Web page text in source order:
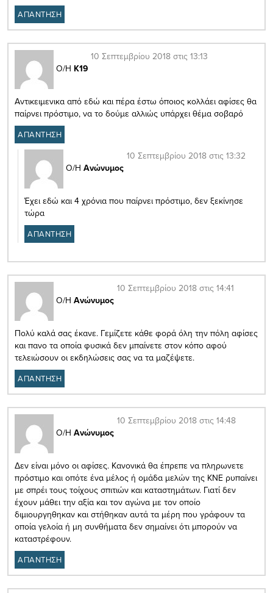
ΑΠΑΝΤΗΣΗ
Ο/Η Κ19
10 Σεπτεμβρίου 2018 στις 13:13
Αντικειμενικα από εδώ και πέρα έστω όποιος κολλάει αφίσες θα
παίρνει πρόστιμο, να το δούμε αλλιώς υπάρχει θέμα σοβαρό
ΑΠΑΝΤΗΣΗ
Ο/Η Ανώνυμος
10 Σεπτεμβρίου 2018 στις 13:32
Έχει εδώ και 4 χρόνια που παίρνει πρόστιμο, δεν ξεκίνησε
τώρα
ΑΠΑΝΤΗΣΗ
Ο/Η Ανώνυμος
10 Σεπτεμβρίου 2018 στις 14:41
Πολύ καλά σας έκανε. Γεμίζετε κάθε φορά όλη την πόλη αφίσες
και πανο τα οποία φυσικά δεν μπαίνετε στον κόπο αφού
τελειώσουν οι εκδηλώσεις σας να τα μαζέψετε.
ΑΠΑΝΤΗΣΗ
Ο/Η Ανώνυμος
10 Σεπτεμβρίου 2018 στις 14:48
Δεν είναι μόνο οι αφίσες. Κανονικά θα έπρεπε να πληρωνετε
πρόστιμο και οπότε ένα μέλος ή ομάδα μελών της ΚΝΕ ρυπαίνει
με σπρέι τους τοίχους σπιτιών και καταστημάτων. Γιατί δεν
έχουν μάθει την αξία και τον αγώνα με τον οποίο
διμιουργηθηκαν και στήθηκαν αυτά τα μέρη που γράφουν τα
οποία γελοία ή μη συνθήματα δεν σημαίνει ότι μπορούν να
καταστρέφουν.
ΑΠΑΝΤΗΣΗ